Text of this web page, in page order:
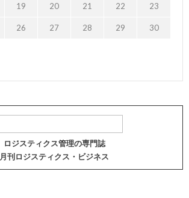
19 20 21 22 23
26 27 28 29 30
ロジスティクス管理の専門誌
月刊ロジスティクス・ビジネス